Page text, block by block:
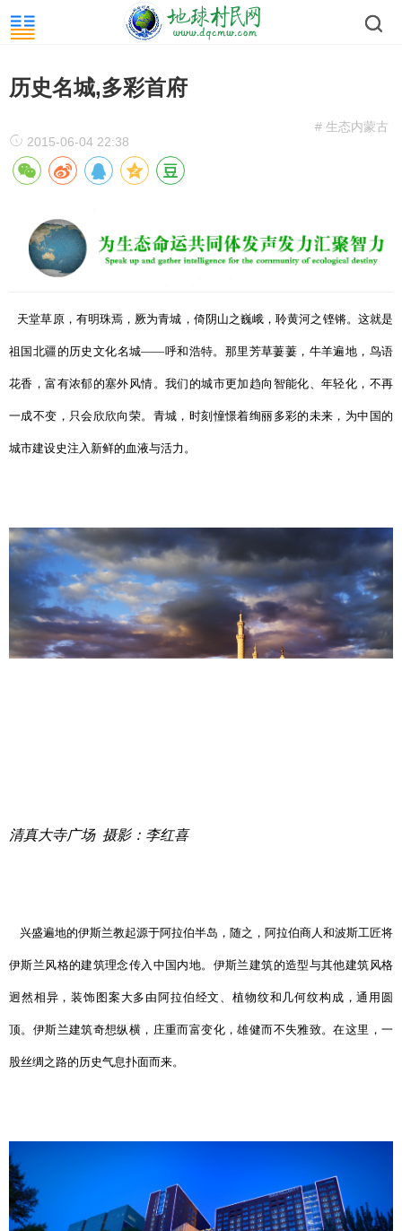
历史名城,多彩首府
# 生态内蒙古
2015-06-04 22:38
天堂草原，有明珠焉，厥为青城，倚阴山之巍峨，聆黄河之铿锵。这就是
祖国北疆的历史文化名城——呼和浩特。那里芳草萋萋，牛羊遍地，鸟语
花香，富有浓郁的塞外风情。我们的城市更加趋向智能化、年轻化，不再
一成不变，只会欣欣向荣。青城，时刻憧憬着绚丽多彩的未来，为中国的
城市建设史注入新鲜的血液与活力。
清真大寺广场 摄影：李红喜
兴盛遍地的伊斯兰教起源于阿拉伯半岛，随之，阿拉伯商人和波斯工匠将
伊斯兰风格的建筑理念传入中国内地。伊斯兰建筑的造型与其他建筑风格
迥然相异，装饰图案大多由阿拉伯经文、植物纹和几何纹构成，通用圆
顶。伊斯兰建筑奇想纵横，庄重而富变化，雄健而不失雅致。在这里，一
股丝绸之路的历史气息扑面而来。